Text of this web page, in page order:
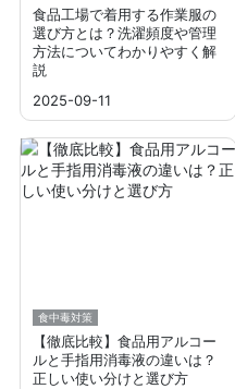
食品工場で着用する作業服の
選び方とは？洗濯頻度や管理
方法についてわかりやすく解
説
2025-09-11
食中毒対策
【徹底比較】食品用アルコー
ルと手指用消毒液の違いは？
正しい使い分けと選び方